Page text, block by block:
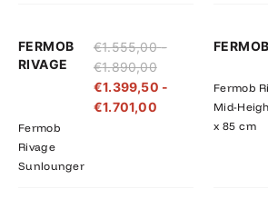
FERMOB
RIVAGE
Fermob
Rivage
Sunlounger
€1.555,00 -
€1.890,00
€1.555,00
tot
€1.890,00
€1.399,50 -
€1.701,00
€1.399,50
tot
€1.701,00Fermob
Mid-
x 85 cm